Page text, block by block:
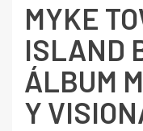
MYKE
ISLAND
ÁLBUM
Y